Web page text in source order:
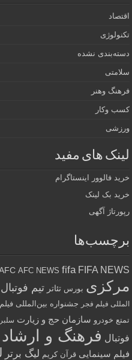
اقتصاد
تکنولوژی
دسته‌بندی نشده
سلامتی
فرهنگ وهنر
کسب وکار
ورزشی
لینک های مفید
خرید فالوور اینستاگرام
خرید بک لینک
رپورتاژ آگهی
برچسب‌ها
AFC NEWS fifa FIFA NEWS
مرکزی بورس تئاتر تیم
المللی فیلم فجر
جشنواره بین‌المللی
تمتع خودرو سازمان حج و زیارت
فوتبال فرهنگ و
فیلم سینمایی قرآن کریم لیگ برتر